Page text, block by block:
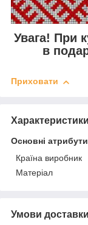
Увага! При
в
Приховати
Характеристики
Основні атрибути
Країна виробник
Матеріал
Умови доставки